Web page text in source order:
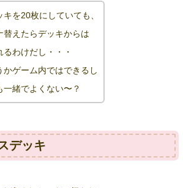
キを20枚にしていても、
替えたらデッキからは
るわけだし・・・
かゲーム内ではできるし
一緒でよくない〜？
デッキ